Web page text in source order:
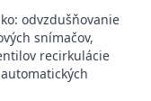
odvzdušňovanie
snímačov,
recirkulácie